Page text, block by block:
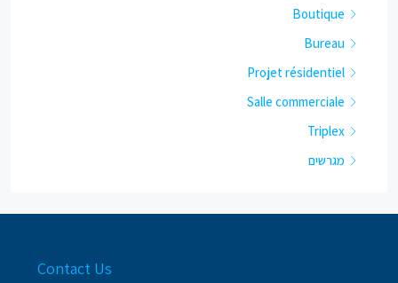
Boutique
Bureau
Projet résidentiel
Salle commerciale
Triplex
מגרשים
Contact Us